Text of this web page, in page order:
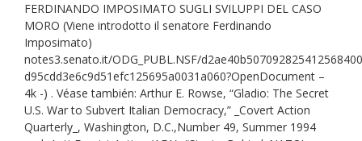
FERDINANDO IMPOSIMATO SUGLI SVILUPPI DEL CASO
MORO (Viene introdotto il senatore Ferdinando
Imposimato)
notes3.senato.it/ODG_PUBL.NSF/
d95cdd3e6c9d51efc125695a0031a060?OpenDocument –
4k -) . Véase también: Arthur E. Rowse, “Gladio: The Secret
U.S. War to Subvert Italian Democracy,” _Covert Action
Quarterly_, Washington, D.C.,Number 49, Summer 1994